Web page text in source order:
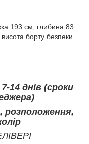
193 см, глибина 83
борту безпеки
днів (сроки
розположення,